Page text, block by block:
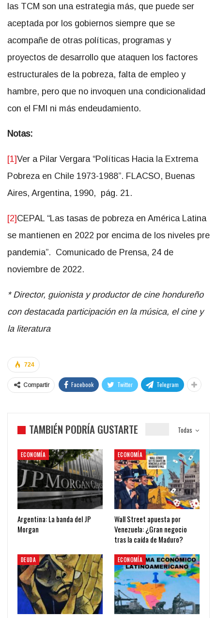
las TCM son una estrategia más, que puede ser
aceptada por los gobiernos siempre que se
acompañe de otras políticas, programas y
proyectos de desarrollo que ataquen los factores
estructurales de la pobreza, falta de empleo y
hambre, pero que no invoquen una condicionalidad
con el FMI ni más endeudamiento.
Notas:
[1]Ver a Pilar Vergara “Políticas Hacia la Extrema
Pobreza en Chile 1973-1988”. FLACSO, Buenas
Aires, Argentina, 1990, pág. 21.
[2] CEPAL “Las tasas de pobreza en América Latina
se mantienen en 2022 por encima de los niveles pre
pandemia”. Comunicado de Prensa, 24 de
noviembre de 2022.
* Director, guionista y productor de cine hondureño
con destacada participación en la música, el cine y
la literatura
724
Compartir Facebook Twitter Telegram
Todas
TAMBIÉN PODRÍA GUSTARTE
ECONOMÍA
Argentina: La banda del JP
Morgan
ECONOMÍA
Wall Street apuesta por
Venezuela: ¿Gran negocio
tras la caída de Maduro?
DEUDA ECONOMÍA